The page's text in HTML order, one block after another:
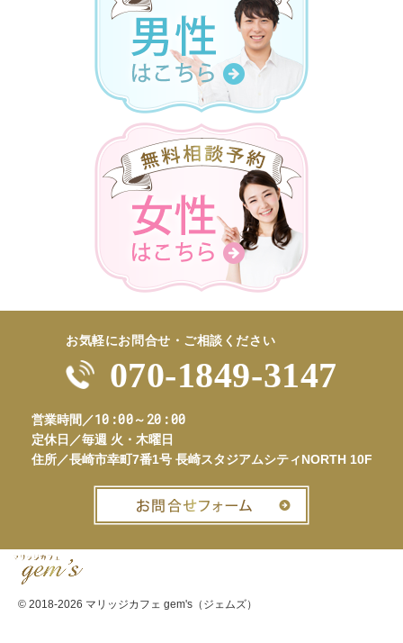
お気軽にお問合せ・ご相談ください
070-1849-3147
営業時間／10:00～20:00
定休日／毎週 火・木曜日
住所／長崎市幸町7番1号 長崎スタジアムシティNORTH 10F
© 2018-2026 マリッジカフェ gem's（ジェムズ）